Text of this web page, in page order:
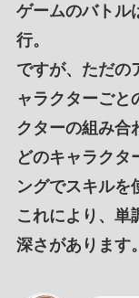
ゲームのバトル
行。
ですが、ただの
ャラクターごと
クターの組み合
どのキャラクタ
ングでスキルを
これにより、 単
深さ があります。